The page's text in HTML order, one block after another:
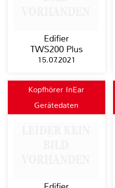
Edifier
TWS200 Plus
15.07.2021
Kopfhörer InEar
Gerätedaten